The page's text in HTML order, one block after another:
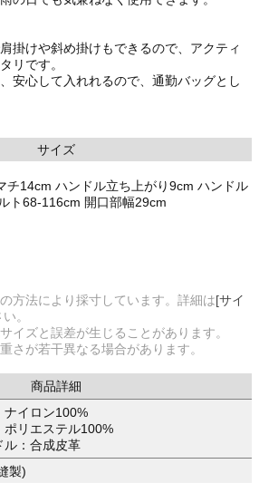
掛けや斜め掛けもできるので、アクティ
リです。
安心して入れれるので、通勤バッグとし
サイズ
チ14cm ハンドル立ち上がり9cm ハンドル
ト68-116cm 開口部幅29cm
方法により採寸しています。詳細は[サイ
。
イズと誤差が生じることがあります。
さが若干異なる場合があります。
商品詳細
ナイロン100%
ポリエステル100%
ル：合成皮革
製)